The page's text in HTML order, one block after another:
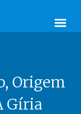
Origem
Gíria